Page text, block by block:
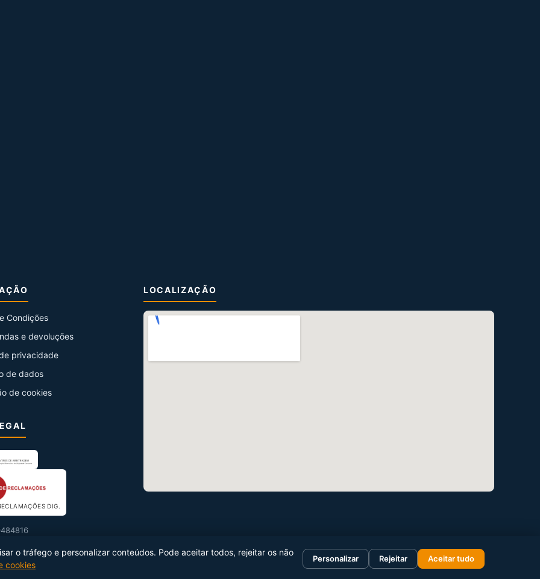
Condições
e devoluções
privacidade
de dados
de cookies
DIG.
LOCALIZAÇÃO
porNetseg Ibérica
o tráfego e personalizar conteúdos. Pode aceitar todos, rejeitar os não
cookies
Personalizar Rejeitar Aceitar tudo